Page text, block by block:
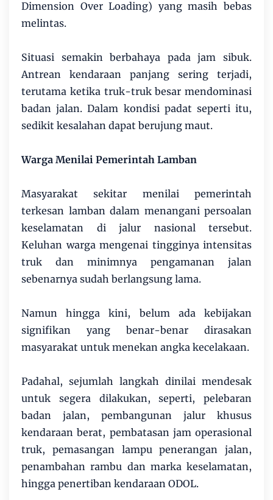
Dimension Over Loading) yang masih bebas
melintas.
Situasi semakin berbahaya pada jam sibuk.
Antrean kendaraan panjang sering terjadi,
terutama ketika truk-truk besar mendominasi
badan jalan. Dalam kondisi padat seperti itu,
sedikit kesalahan dapat berujung maut.
Warga Menilai Pemerintah Lamban
Masyarakat sekitar menilai pemerintah
terkesan lamban dalam menangani persoalan
keselamatan di jalur nasional tersebut.
Keluhan warga mengenai tingginya intensitas
truk dan minimnya pengamanan jalan
sebenarnya sudah berlangsung lama.
Namun hingga kini, belum ada kebijakan
signifikan yang benar-benar dirasakan
masyarakat untuk menekan angka kecelakaan.
Padahal, sejumlah langkah dinilai mendesak
untuk segera dilakukan, seperti, pelebaran
badan jalan, pembangunan jalur khusus
kendaraan berat, pembatasan jam operasional
truk, pemasangan lampu penerangan jalan,
penambahan rambu dan marka keselamatan,
hingga penertiban kendaraan ODOL.